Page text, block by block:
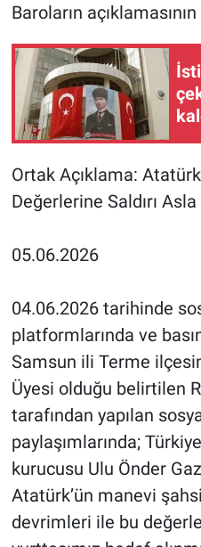
Baroların
Ortak Açıklama:
Değerlerine Saldırı
05.06.2026
04.06.2026 tarihinde
platformlarında ve
Samsun ili Terme
Üyesi olduğu belirtilen
tarafından yapılan
paylaşımlarında;
kurucusu Ulu Önder
Atatürk’ün manevi
devrimleri ile bu